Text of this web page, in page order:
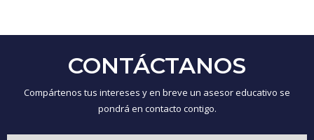
CONTÁCTANOS
Compártenos tus intereses y en breve un asesor educativo se
pondrá en contacto contigo.